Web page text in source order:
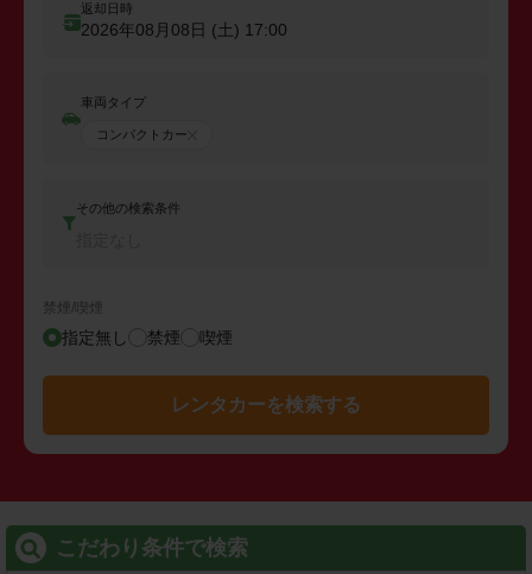
返却日時
2026年08月08日 (土) 17:00
車両タイプ
コンパクトカー
その他の検索条件
禁煙/喫煙
指定無し 禁煙 喫煙
レンタカーを検索する
こだわり条件で検索